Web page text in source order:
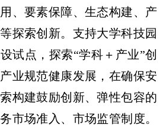
、要素保障、生态构建、产
探索创新。支持大学科技园
试点，探索“学科＋产业”创
业规范健康发展，在确保安
构建鼓励创新、弹性包容的
市场准入、市场监管制度。